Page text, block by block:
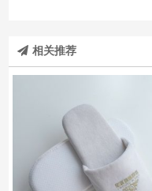
相关推荐